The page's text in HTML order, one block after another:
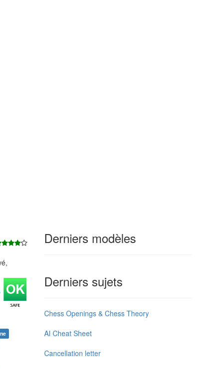
Derniers modèles
Derniers sujets
Chess Openings & Chess Theory
AI Cheat Sheet
Cancellation letter